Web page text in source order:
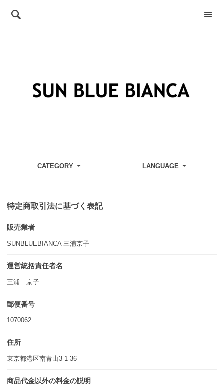
CATEGORY LANGUAGE
特定商取引法に基づく表記
販売業者
SUNBLUEBIANCA 三浦京子
運営統括責任者名
三浦 京子
郵便番号
1070062
住所
東京都港区南青山3-1-36
商品代金以外の料金の説明